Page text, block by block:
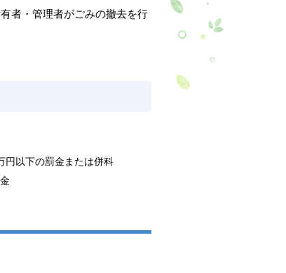
者・管理者がごみの撤去を行
円以下の罰金または併科